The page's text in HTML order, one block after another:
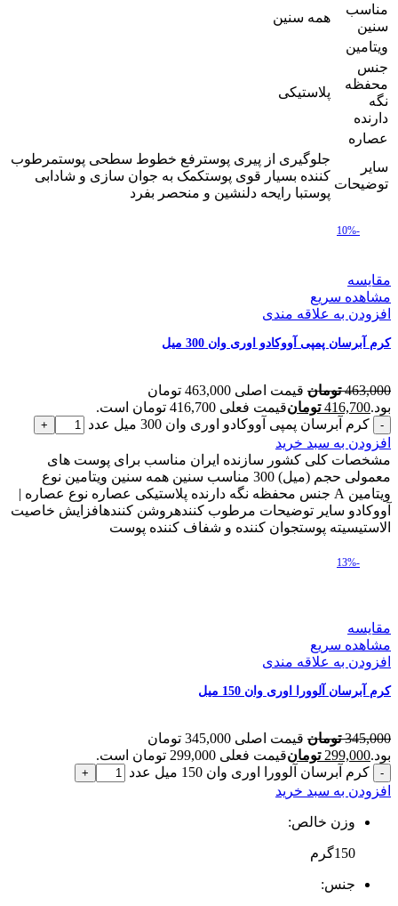
مناسب
سنین
همه سنین
ویتامین
جنس
محفظه
نگه
دارنده
پلاستیکی
عصاره
سایر
توضیحات
جلوگیری از پیری پوسترفع خطوط سطحی پوستمرطوب
کننده بسیار قوی پوستکمک به جوان سازی و شادابی
پوستبا رایحه دلنشین و منحصر بفرد
-10%
مقایسه
مشاهده سریع
افزودن به علاقه مندی
کرم آبرسان پمپی آووکادو اوری وان 300 میل
463,000 تومان
قیمت اصلی 463,000 تومان
بود.416,700 تومانقیمت فعلی 416,700 تومان است.
کرم آبرسان پمپی آووکادو اوری وان 300 میل عدد
افزودن به سبد خرید
مشخصات کلی کشور سازنده ایران مناسب برای پوست های
معمولی حجم (میل) 300 مناسب سنین همه سنین ویتامین نوع
ویتامین A جنس محفظه نگه دارنده پلاستیکی عصاره نوع عصاره |
آووکادو سایر توضیحات مرطوب کنندهروشن کنندهافزایش خاصیت
الاستیسیته پوستجوان کننده و شفاف کننده پوست
-13%
مقایسه
مشاهده سریع
افزودن به علاقه مندی
کرم آبرسان آلوورا اوری وان 150 میل
345,000 تومان
قیمت اصلی 345,000 تومان
بود.299,000 تومانقیمت فعلی 299,000 تومان است.
کرم آبرسان آلوورا اوری وان 150 میل عدد
افزودن به سبد خرید
وزن خالص:
150گرم
جنس: